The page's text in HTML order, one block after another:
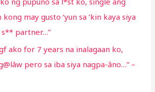
may gusto ‘yun sa ‘kin kaya siya
partner…”
ako for 7 years na inalagaan ko,
pero sa iba siya nagpa-âno…” –